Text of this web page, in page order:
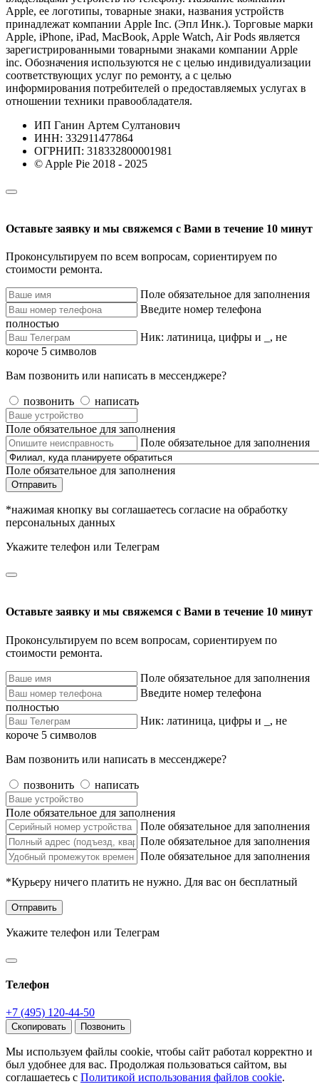
Apple, ее логотипы, товарные знаки, названия устройств
принадлежат компании Apple Inc. (Эпл Инк.). Торговые марки
Apple, iPhone, iPad, MacBook, Apple Watch, Air Pods является
зарегистрированными товарными знаками компании Apple
inc. Обозначения используются не с целью индивидуализации
соответствующих услуг по ремонту, а с целью
информирования потребителей о предоставляемых услугах в
отношении техники правообладателя.
ИП Ганин Артем Султанович
ИНН: 332911477864
ОГРНИП: 318332800001981
© Apple Pie 2018 - 2025
Оставьте заявку и мы свяжемся с Вами в течение 10 минут
Проконсультируем по всем вопросам, сориентируем по
стоимости ремонта.
Поле обязательное для заполнения
Введите номер телефона
полностью
Ник: латиница, цифры и _, не
короче 5 символов
Вам позвонить или написать в мессенджере?
позвонить написать
Поле обязательное для заполнения
Поле обязательное для заполнения
Поле обязательное для заполнения
Отправить
*нажимая кнопку вы соглашаетесь согласие на обработку
персональных данных
Укажите телефон или Телеграм
Оставьте заявку и мы свяжемся с Вами в течение 10 минут
Проконсультируем по всем вопросам, сориентируем по
стоимости ремонта.
Поле обязательное для заполнения
Введите номер телефона
полностью
Ник: латиница, цифры и _, не
короче 5 символов
Вам позвонить или написать в мессенджере?
позвонить написать
Поле обязательное для заполнения
Поле обязательное для заполнения
Поле обязательное для заполнения
Поле обязательное для заполнения
*Курьеру ничего платить не нужно. Для вас он бесплатный
Отправить
Укажите телефон или Телеграм
Телефон
+7 (495) 120-44-50
Скопировать Позвонить
Мы используем файлы cookie, чтобы сайт работал корректно и
был удобнее для вас. Продолжая пользоваться сайтом, вы
соглашаетесь с Политикой использования файлов cookie.